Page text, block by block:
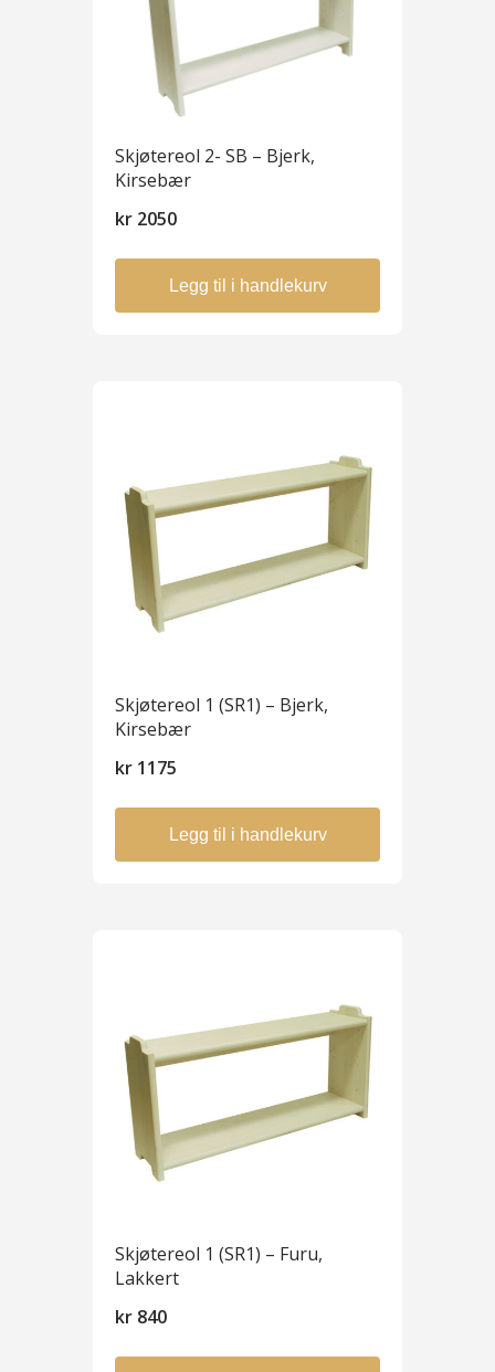
Skjøtereol 2- SB – Bjerk,
Kirsebær
kr 2050
Legg til i handlekurv
Skjøtereol 1 (SR1) – Bjerk,
Kirsebær
kr 1175
Legg til i handlekurv
Skjøtereol 1 (SR1) – Furu,
Lakkert
kr 840